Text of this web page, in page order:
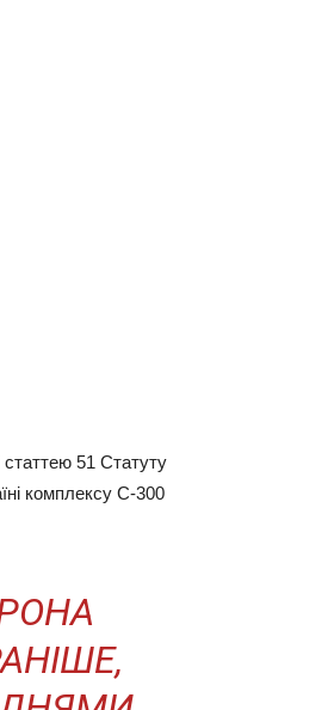
51 Статуту
комплексу С-300